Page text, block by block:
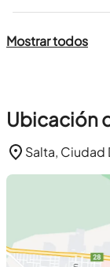
Mostrar todos
Ubicación
Salta, Ciudad